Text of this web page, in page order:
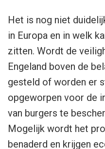
Het is nog niet
in Europa en in welk
zitten. Wordt de
Engeland boven de
gesteld of worden er
opgeworpen voor de
van burgers te
Mogelijk wordt het
benaderd en krijgen